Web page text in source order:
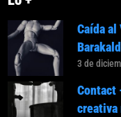
Caída
3 de
Contact
creativa